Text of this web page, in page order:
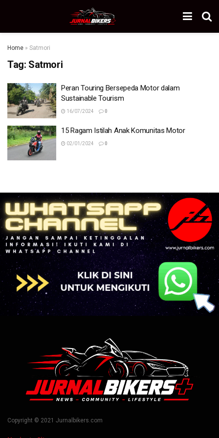
Home » Satmori
Tag: Satmori
Peran Touring Bersepeda Motor dalam
Sustainable Tourism
16/07/2024 0
15 Ragam Istilah Anak Komunitas Motor
02/01/2024 0
Copyright © 2021 Jurnalbikers.com